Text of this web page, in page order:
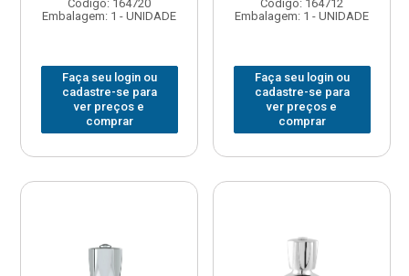
Código: 164720
Embalagem: 1 - UNIDADE
Faça seu login ou
cadastre-se para
ver preços e
comprar
Código: 164712
Embalagem: 1 - UNIDADE
Faça seu login ou
cadastre-se para
ver preços e
comprar